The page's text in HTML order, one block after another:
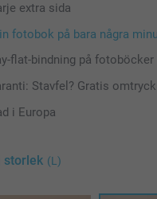
extra sida
fotobok på bara några
flat-bindning på
Stavfel? Gratis
i Europa
storlek (L)